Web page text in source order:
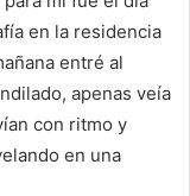
en la residencia
entré al
apenas veía
con ritmo y
en una